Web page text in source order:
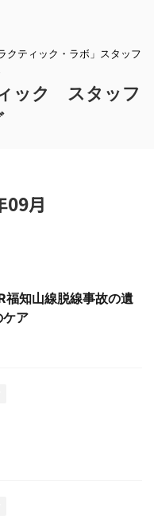
クティック・ラボ」スタッフ
ック スタッフ
09月
福知山線脱線事故の遺
ケア